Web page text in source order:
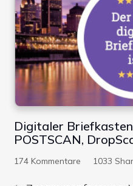
Digitaler
POSTSCAN,
174 Kommentare 1033